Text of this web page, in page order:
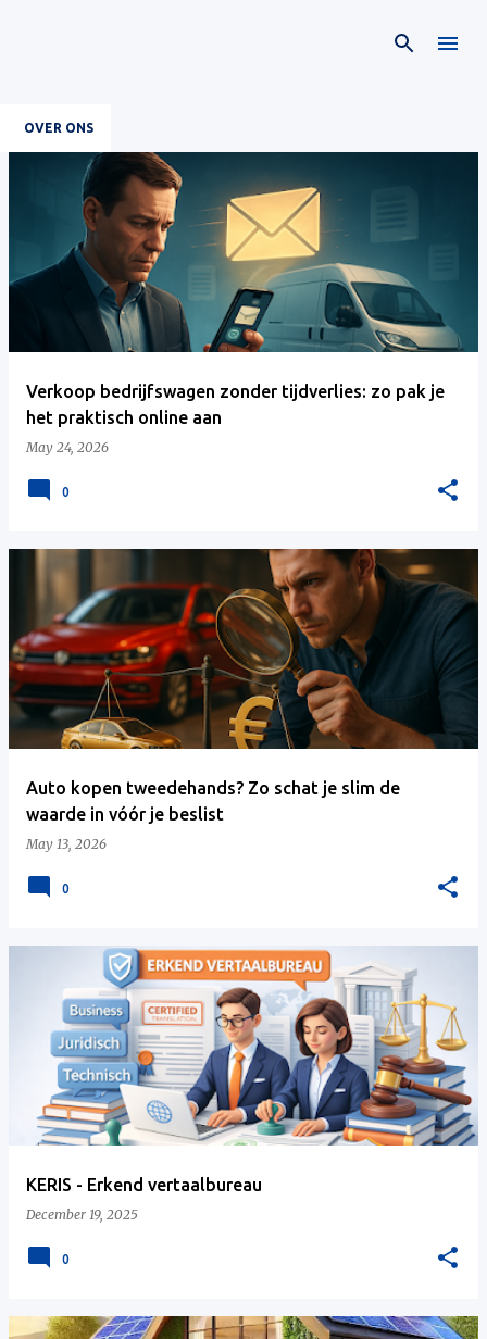
OVER ONS
t
Verkoop bedrijfswagen zonder tijdverlies: zo pak je
het praktisch online aan
May 24, 2026
0
Auto kopen tweedehands? Zo schat je slim de
waarde in vóór je beslist
May 13, 2026
0
KERIS - Erkend vertaalbureau
December 19, 2025
0